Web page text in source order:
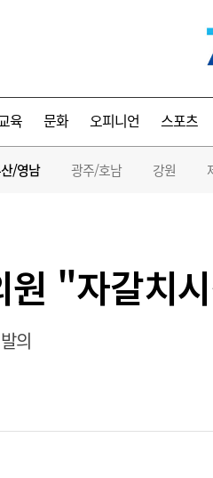
육 문화 오피니언 스포츠
/영남 광주/호남 강원
원 "자갈치
의